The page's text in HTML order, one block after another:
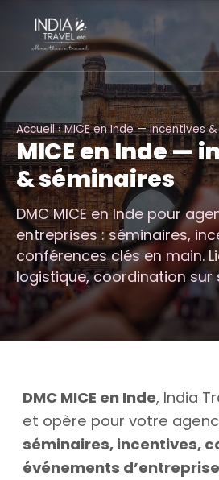
Accueil› MICE en Inde — incentives
MICE en Inde —
& séminaires
DMC MICE en Inde pour
entreprises : séminaires,
conférences clés en main.
logistique, coordination sur
DMC MICE en Inde, India
et opère pour votre
séminaires, incentives,
événements d’entreprise